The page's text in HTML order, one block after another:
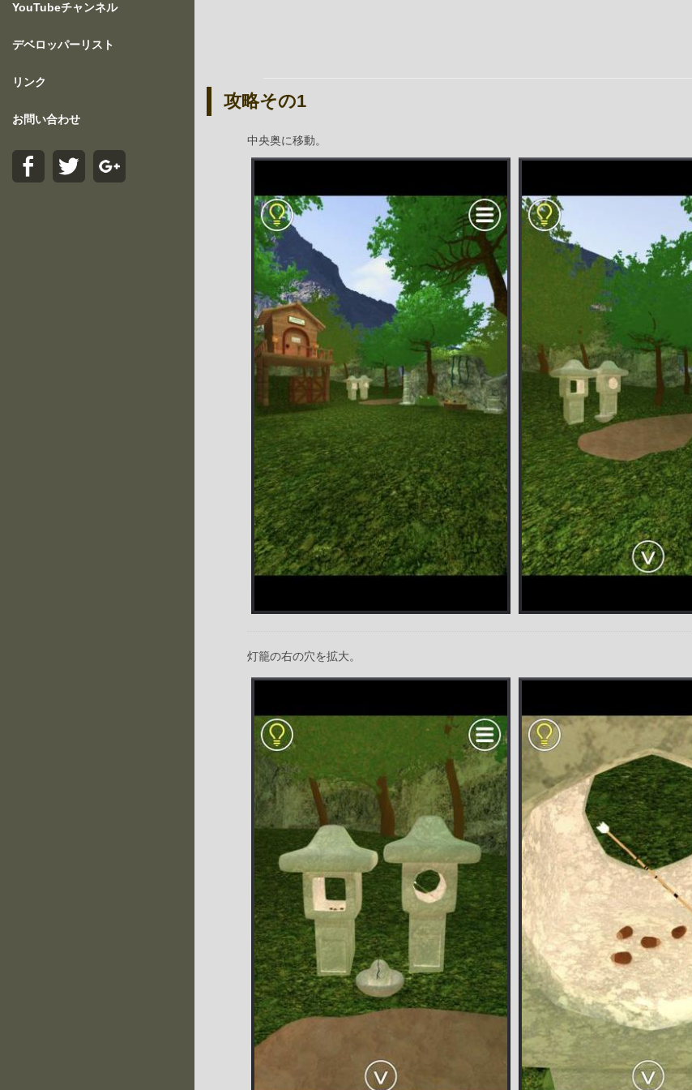
YouTubeチャンネル
デベロッパーリスト
リンク
お問い合わせ
攻略その1
中央奥に移動。
灯籠の右の穴を拡大。